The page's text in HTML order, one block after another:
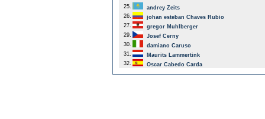
25.
andrey Zeits
26.
johan esteban Chaves Rubio
27.
gregor Muhlberger
29.
Josef Cerny
30.
damiano Caruso
31.
Maurits Lammertink
32.
Oscar Cabedo Carda